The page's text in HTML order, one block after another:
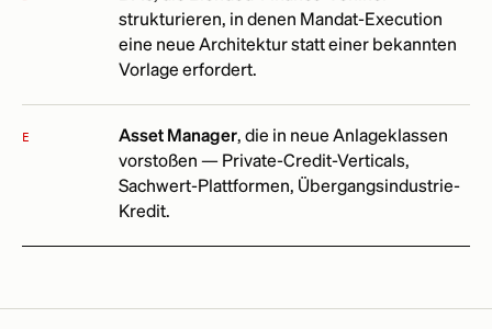
strukturieren, in denen Mandat-Execution
eine neue Architektur statt einer bekannten
Vorlage erfordert.
E Asset Manager, die in neue Anlageklassen
vorstoßen — Private-Credit-Verticals,
Sachwert-Plattformen, Übergangsindustrie-
Kredit.